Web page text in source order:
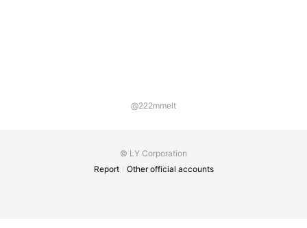
@222mmelt
© LY Corporation
Report
Other official accounts